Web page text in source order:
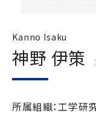
Kanno Isaku
神野 伊策
所属組織：工学研